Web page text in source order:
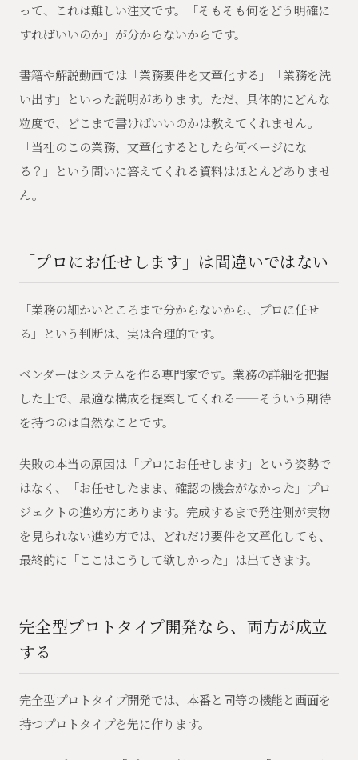
って、これは難しい注文です。「そもそも何をどう明確に
すればいいのか」が分からないからです。
書籍や解説動画では「業務要件を文章化する」「業務を洗
い出す」といった説明があります。ただ、具体的にどんな
粒度で、どこまで書けばいいのかは教えてくれません。
「当社のこの業務、文章化するとしたら何ページにな
る？」という問いに答えてくれる資料はほとんどありませ
ん。
「プロにお任せします」は間違いではない
「業務の細かいところまで分からないから、プロに任せ
る」という判断は、実は合理的です。
ベンダーはシステムを作る専門家です。業務の詳細を把握
した上で、最適な構成を提案してくれる——そういう期待
を持つのは自然なことです。
失敗の本当の原因は「プロにお任せします」という姿勢で
はなく、「お任せしたまま、確認の機会がなかった」プロ
ジェクトの進め方にあります。完成するまで発注側が実物
を見られない進め方では、どれだけ要件を文章化しても、
最終的に「ここはこうして欲しかった」は出てきます。
完全型プロトタイプ開発なら、両方が成立
する
完全型プロトタイプ開発では、本番と同等の機能と画面を
持つプロトタイプを先に作ります。